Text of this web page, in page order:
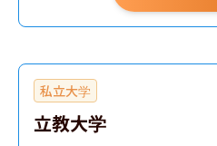
教育学部
商学部
私立大学
立教大学